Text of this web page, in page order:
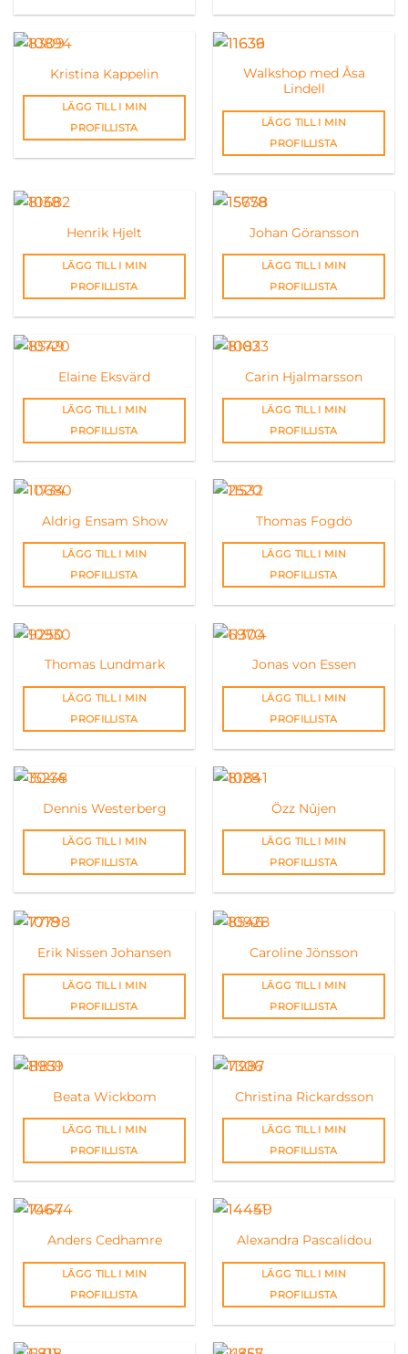
Kristina Kappelin
LÄGG TILL I MIN
PROFILLISTA
Walkshop med Åsa
Lindell
LÄGG TILL I MIN
PROFILLISTA
Henrik Hjelt
LÄGG TILL I MIN
PROFILLISTA
Johan Göransson
LÄGG TILL I MIN
PROFILLISTA
Elaine Eksvärd
LÄGG TILL I MIN
PROFILLISTA
Carin Hjalmarsson
LÄGG TILL I MIN
PROFILLISTA
Aldrig Ensam Show
LÄGG TILL I MIN
PROFILLISTA
Thomas Fogdö
LÄGG TILL I MIN
PROFILLISTA
Thomas Lundmark
LÄGG TILL I MIN
PROFILLISTA
Jonas von Essen
LÄGG TILL I MIN
PROFILLISTA
Dennis Westerberg
LÄGG TILL I MIN
PROFILLISTA
Özz Nûjen
LÄGG TILL I MIN
PROFILLISTA
Erik Nissen Johansen
LÄGG TILL I MIN
PROFILLISTA
Caroline Jönsson
LÄGG TILL I MIN
PROFILLISTA
Beata Wickbom
LÄGG TILL I MIN
PROFILLISTA
Christina Rickardsson
LÄGG TILL I MIN
PROFILLISTA
Anders Cedhamre
LÄGG TILL I MIN
PROFILLISTA
Alexandra Pascalidou
LÄGG TILL I MIN
PROFILLISTA